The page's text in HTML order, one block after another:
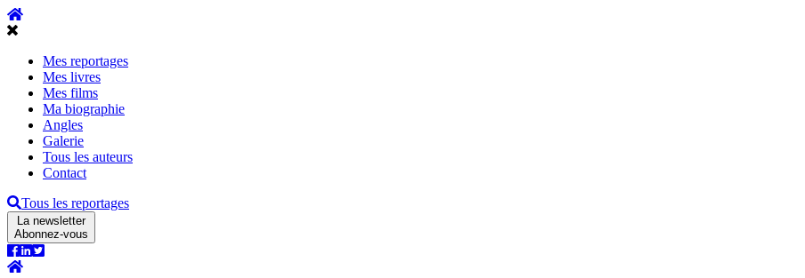
Mes reportages
Mes livres
Mes films
Ma biographie
Angles
Galerie
Tous les auteurs
Contact
Tous les reportages
La newsletter
Abonnez-vous